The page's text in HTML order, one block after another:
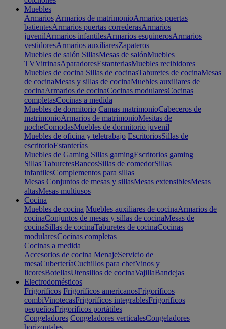
Muebles
Armarios Armarios de matrimonioArmarios puertas
batientesArmarios puertas correderasArmarios
juvenilArmarios infantilesArmarios esquinerosArmarios
vestidoresArmarios auxiliaresZapateros
Muebles de salón SillasMesas de salónMuebles
TVVitrinasAparadoresEstanteriasMuebles recibidores
Muebles de cocina Sillas de cocinasTaburetes de cocinaMesas
de cocinaMesas y sillas de cocinaMuebles auxiliares de
cocinaArmarios de cocinaCocinas modularesCocinas
completasCocinas a medida
Muebles de dormitorio Camas matrimonioCabeceros de
matrimonioArmarios de matrimonioMesitas de
nocheComodasMuebles de dormitorio juvenil
Muebles de oficina y teletrabajo EscritoriosSillas de
escritorioEstanterías
Muebles de Gaming Sillas gamingEscritorios gaming
Sillas TaburetesBancosSillas de comedorSillas
infantilesComplementos para sillas
Mesas Conjuntos de mesas y sillasMesas extensiblesMesas
altasMesas multiusos
Cocina
Muebles de cocina Muebles auxiliares de cocinaArmarios de
cocinaConjuntos de mesas y sillas de cocinaMesas de
cocinaSillas de cocinaTaburetes de cocinaCocinas
modularesCocinas completas
Cocinas a medida
Accesorios de cocina MenajeServicio de
mesaCuberteríaCuchillos para chefVinos y
licoresBotellasUtensilios de cocinaVajillaBandejas
Electrodomésticos
Frigoríficos Frigoríficos americanosFrigoríficos
combiVinotecasFrigoríficos integrablesFrigoríficos
pequeñosFrigoríficos portátiles
Congeladores Congeladores verticalesCongeladores
horizontales